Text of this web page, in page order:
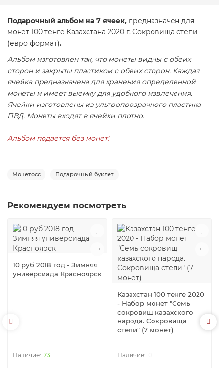
Подарочный альбом на 7 ячеек, предназначен для
монет 100 тенге Казахстана 2020 г. Сокровища степи
(евро формат).
Альбом изготовлен так, что монеты видны с обеих
сторон и закрыты пластиком с обеих сторон. Каждая
ячейка предназначена для хранения определенной
монеты и имеет выемку для удобного извлечения.
Ячейки изготовлены из ультропрозрачного пластика
ПВД. Монеты входят в ячейки плотно.
Альбом подается без монет!
Монетосс Подарочный буклет
Рекомендуем посмотреть
10 руб 2018 год - Зимняя
универсиада Красноярск
73
Казахстан 100 тенге 2020
- Набор монет "Семь
сокровищ казахского
народа. Сокровища
степи" (7 монет)